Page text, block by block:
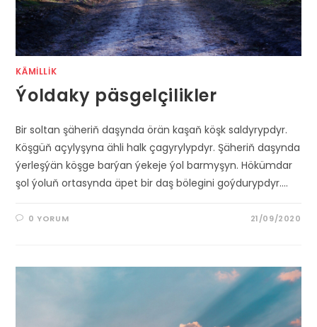
KÄMILLIK
Ýoldaky päsgelçilikler
Bir soltan şäheriň daşynda örän kaşaň köşk saldyrypdyr.
Köşgüň açylyşyna ähli halk çagyrylypdyr. Şäheriň daşynda
ýerleşýän köşge barýan ýekeje ýol barmyşyn. Hökümdar
şol ýoluň ortasynda äpet bir daş bölegini goýdurypdyr.…
0 YORUM 21/09/2020